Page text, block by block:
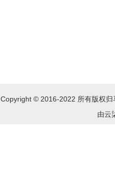
Copyright © 2016-2022 所有版权
由云